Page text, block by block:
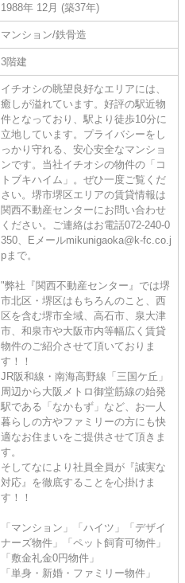
1988年 12月 (築37年)
マンション/鉄骨造
3階建
イチオシの眺望良好なエリアには、
癒しが溢れています。好評の駅近物
件となっており、駅より徒歩10分に
立地しています。プライバシーをし
っかり守れる、安心安全なマンショ
ンです。当社イチオシの物件の「コ
トブキハイム」。ぜひ一度ご覧くだ
さい。堺市堺区エリアの賃貸情報は
関西不動産センターにお問い合わせ
ください。ご連絡はお電話072-240-0
350、Eメールmikunigaoka@k-fc.co.j
pまで。
"弊社『関西不動産センター』では堺
市北区・堺区はもちろんのこと、西
区を含む堺市全域、高石市、泉大津
市、和泉市や大阪市内等幅広く賃貸
物件のご紹介させて頂いておりま
す！！
JR阪和線・南海高野線「三国ケ丘」
周辺から大阪メトロ御堂筋線の始発
駅である「なかもず」など、お一人
暮らしの方やファミリーの方にも快
適なお住まいをご提供させて頂きま
す。
そしてなにより社員全員が『誠実な
対応』を徹底することを心掛けま
す！！
「マンション」「ハイツ」「デザイ
ナーズ物件」「ペット飼育可物件」
「敷金礼金0円物件」
「単身・新婚・ファミリー物件」